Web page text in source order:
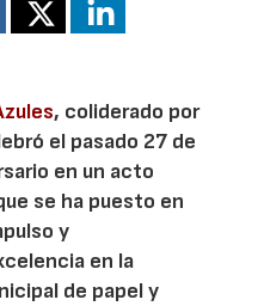
, coliderado por
el pasado 27 de
en un acto
se ha puesto en
y
en la
de papel y